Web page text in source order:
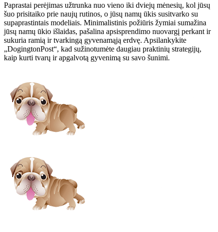
Paprastai perėjimas užtrunka nuo vieno iki dviejų mėnesių, kol jūsų
šuo prisitaiko prie naujų rutinos, o jūsų namų ūkis susitvarko su
supaprastintais modeliais. Minimalistinis požiūris žymiai sumažina
jūsų namų ūkio išlaidas, pašalina apsisprendimo nuovargį perkant ir
sukuria ramią ir tvarkingą gyvenamąją erdvę. Apsilankykite
„DogingtonPost“, kad sužinotumėte daugiau praktinių strategijų,
kaip kurti tvarų ir apgalvotą gyvenimą su savo šunimi.